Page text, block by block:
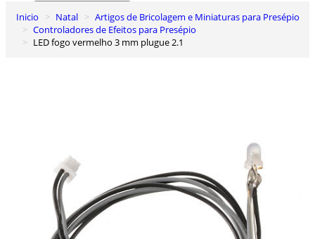
Carrinho de Compras
Inicio Natal
Artigos de Bricolagem e Miniaturas para Presépio
Controladores de Efeitos para Presépio
LED fogo vermelho 3 mm plugue 2.1